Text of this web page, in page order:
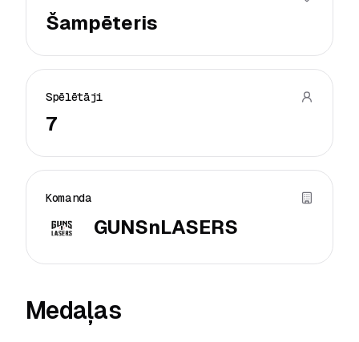
Šampēteris
Spēlētāji
7
Komanda
GUNSnLASERS
Medaļas